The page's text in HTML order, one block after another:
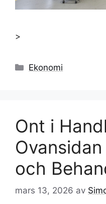
>
Kategorier
Ekonomi
Ont i
och
mars 13, 2026 av